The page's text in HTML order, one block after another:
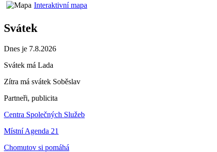
Interaktivní mapa
Svátek
Dnes je 7.8.2026
Svátek má Lada
Zítra má svátek Soběslav
Partneři, publicita
Centra Společných Služeb
Místní Agenda 21
Chomutov si pomáhá